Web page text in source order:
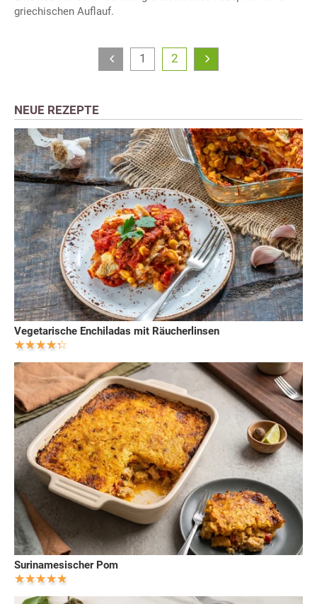
griechischen Auflauf.
1 2
NEUE REZEPTE
Vegetarische Enchiladas mit Räucherlinsen
Surinamesischer Pom